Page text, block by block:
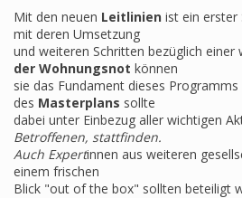
Mit den neuen Leitlinien ist ein erster
mit deren Umsetzung
und weiteren Schritten bezüglich einer
der Wohnungsnot können
sie das Fundament dieses
des Masterplans sollte
dabei unter Einbezug aller wichtigen
Betroffenen, stattfinden.
Auch Expertinnen aus weiteren
einem frischen
Blick "out of the box" sollten beteiligt